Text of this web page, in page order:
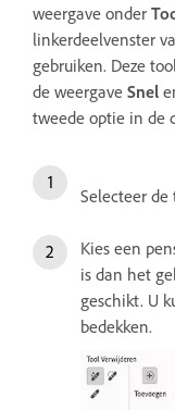
weergave onder
linkerdeelvenster
gebruiken. Deze
de weergave Snel
tweede optie in de
Selecteer de
Kies een
is dan het
geschikt. U
bedekken.